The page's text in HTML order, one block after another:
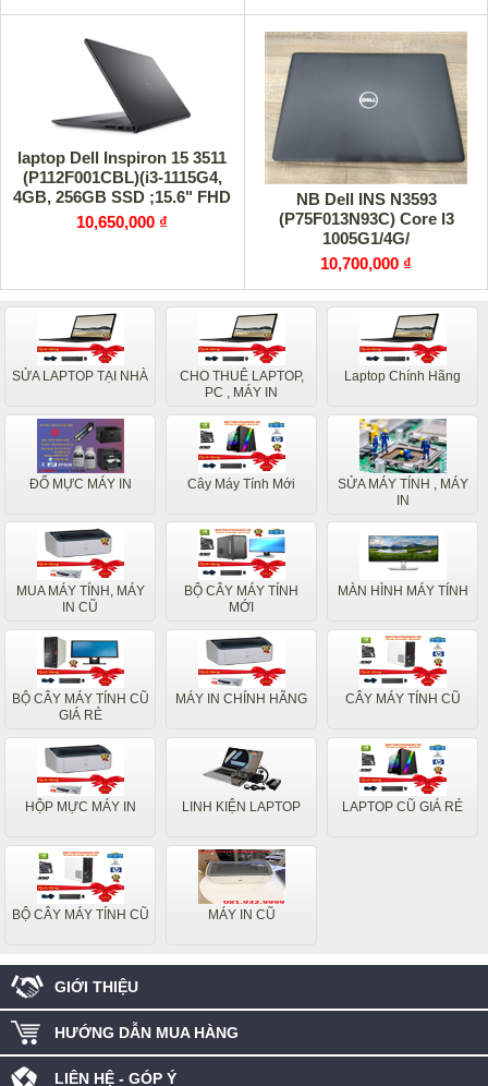
laptop Dell Inspiron 15 3511
(P112F001CBL)(i3-1115G4,
4GB, 256GB SSD ;15.6" FHD
,UMA ,Win11,Office
10,650,000 ₫
NB Dell INS N3593
(P75F013N93C) Core I3
1005G1/4G/
10,700,000 ₫
SỬA LAPTOP TẠI NHÀ
CHO THUÊ LAPTOP,
PC , MÁY IN
Laptop Chính Hãng
ĐỔ MỰC MÁY IN Cây Máy Tính Mới
SỬA MÁY TÍNH , MÁY
IN
MUA MÁY TÍNH, MÁY
IN CŨ
BỘ CÂY MÁY TÍNH
MỚI
MÀN HÌNH MÁY TÍNH
BỘ CÂY MÁY TÍNH CŨ
GIÁ RẺ
MÁY IN CHÍNH HÃNG CÂY MÁY TÍNH CŨ
HỘP MỰC MÁY IN LINH KIỆN LAPTOP LAPTOP CŨ GIÁ RẺ
BỘ CÂY MÁY TÍNH CŨ MÁY IN CŨ
GIỚI THIỆU
HƯỚNG DẪN MUA HÀNG
LIÊN HỆ - GÓP Ý